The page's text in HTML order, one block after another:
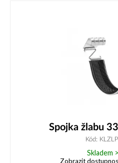
Spojka žlabu
Kód:
Skladem
Zobrazit